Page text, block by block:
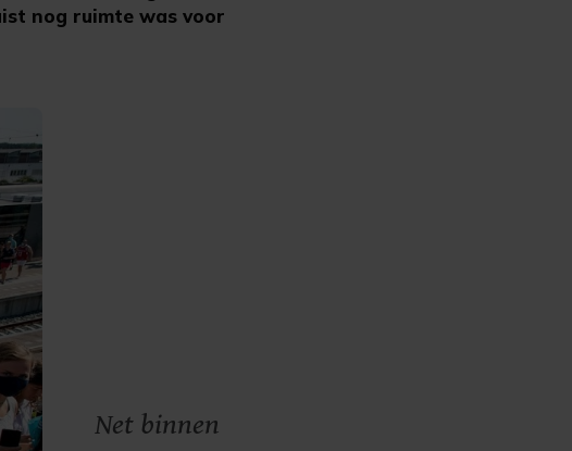
nog ruimte was voor
Net binnen